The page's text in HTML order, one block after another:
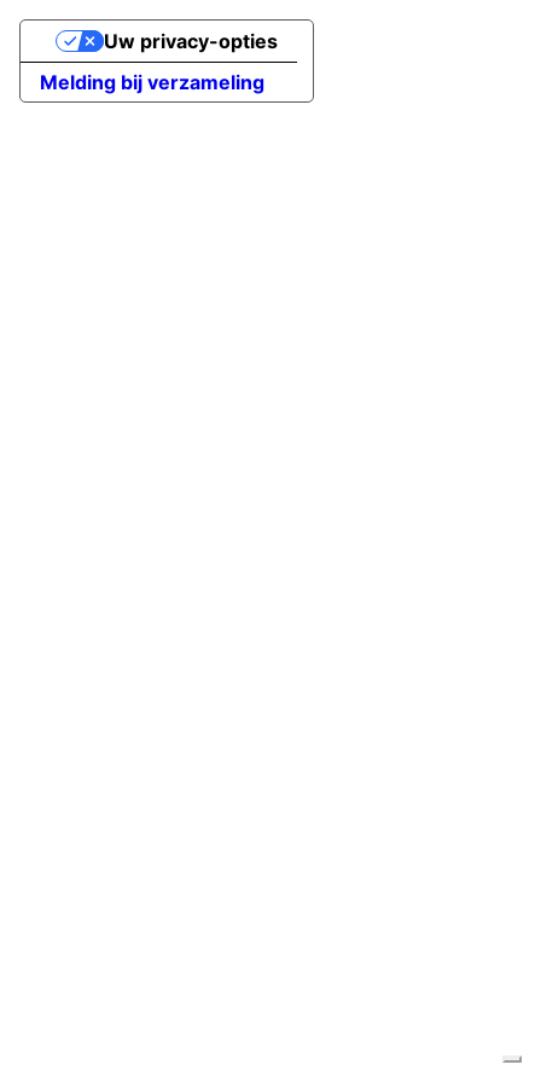
Melding bij verzameling
Uw privacy-opties